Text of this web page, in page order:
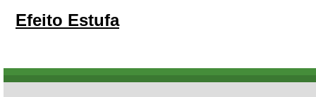
Efeito Estufa